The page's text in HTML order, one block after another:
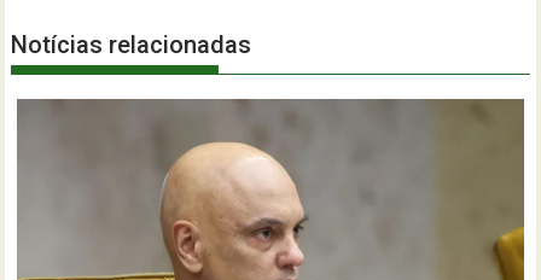
Notícias relacionadas